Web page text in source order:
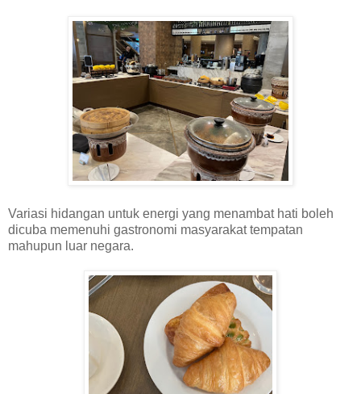
Variasi hidangan untuk energi yang menambat hati boleh
dicuba memenuhi gastronomi masyarakat tempatan
mahupun luar negara.